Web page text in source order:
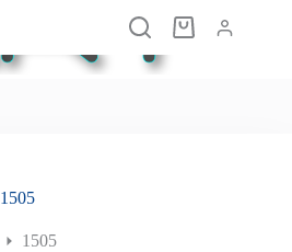
Košarica
1505
1505